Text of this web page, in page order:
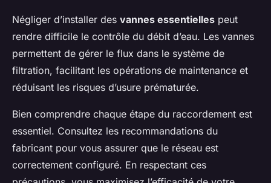
Négliger d’installer des vannes essentielles peut
rendre difficile le contrôle du débit d’eau. Les vannes
permettent de gérer le flux dans le système de
filtration, facilitant les opérations de maintenance et
réduisant les risques d’usure prématurée.
Bien comprendre chaque étape du raccordement est
essentiel. Consultez les recommandations du
fabricant pour vous assurer que le réseau est
correctement configuré. En respectant ces